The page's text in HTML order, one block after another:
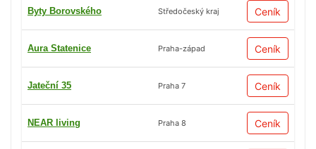
Byty Borovského Středočeský kraj Ceník
Aura Statenice Praha-západ Ceník
Jateční 35 Praha 7 Ceník
NEAR living Praha 8 Ceník